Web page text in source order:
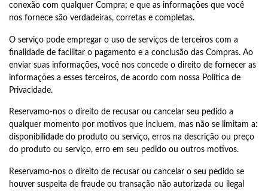
conexão com qualquer Compra; e que as informações que você
nos fornece são verdadeiras, corretas e completas.
O serviço pode empregar o uso de serviços de terceiros com a
finalidade de facilitar o pagamento e a conclusão das Compras. Ao
enviar suas informações, você nos concede o direito de fornecer as
informações a esses terceiros, de acordo com nossa Política de
Privacidade.
Reservamo-nos o direito de recusar ou cancelar seu pedido a
qualquer momento por motivos que incluem, mas não se limitam a:
disponibilidade do produto ou serviço, erros na descrição ou preço
do produto ou serviço, erro em seu pedido ou outros motivos.
Reservamo-nos o direito de recusar ou cancelar o seu pedido se
houver suspeita de fraude ou transação não autorizada ou ilegal